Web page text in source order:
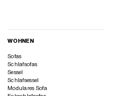
WOHNEN
Sofas
Schlafsofas
Sessel
Schlafsessel
Modulares Sofa